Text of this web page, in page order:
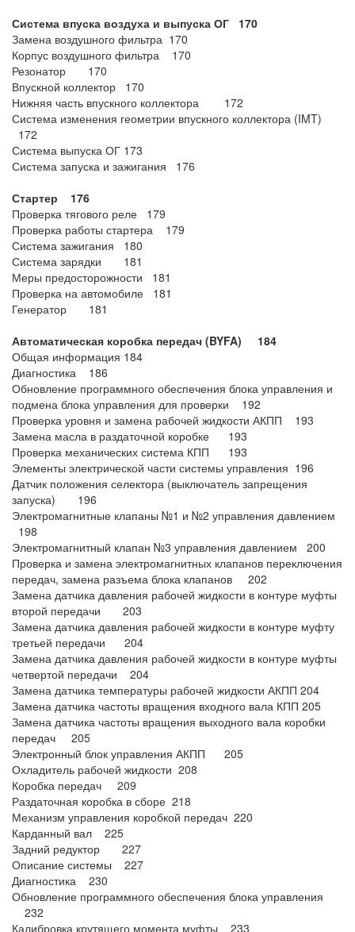
Система впуска воздуха и выпуска ОГ 170
Замена воздушного фильтра 170
Корпус воздушного фильтра 170
Резонатор 170
Впускной коллектор 170
Нижняя часть впускного коллектора 172
Система изменения геометрии впускного коллектора (IMT)
172
Система выпуска ОГ 173
Система запуска и зажигания 176
Стартер 176
Проверка тягового реле 179
Проверка работы стартера 179
Система зажигания 180
Система зарядки 181
Меры предосторожности 181
Проверка на автомобиле 181
Генератор 181
Автоматическая коробка передач (BYFA) 184
Общая информация 184
Диагностика 186
Обновление программного обеспечения блока управления и
подмена блока управления для проверки 192
Проверка уровня и замена рабочей жидкости АКПП 193
Замена масла в раздаточной коробке 193
Проверка механических система КПП 193
Элементы электрической части системы управления 196
Датчик положения селектора (выключатель запрещения
запуска) 196
Электромагнитные клапаны №1 и №2 управления давлением
198
Электромагнитный клапан №3 управления давлением 200
Проверка и замена электромагнитных клапанов переключения
передач, замена разъема блока клапанов 202
Замена датчика давления рабочей жидкости в контуре муфты
второй передачи 203
Замена датчика давления рабочей жидкости в контуре муфту
третьей передачи 204
Замена датчика давления рабочей жидкости в контуре муфты
четвертой передачи 204
Замена датчика температуры рабочей жидкости АКПП 204
Замена датчика частоты вращения входного вала КПП 205
Замена датчика частоты вращения выходного вала коробки
передач 205
Электронный блок управления АКПП 205
Охладитель рабочей жидкости 208
Коробка передач 209
Раздаточная коробка в сборе 218
Механизм управления коробкой передач 220
Карданный вал 225
Задний редуктор 227
Описание системы 227
Диагностика 230
Обновление программного обеспечения блока управления
232
Калибровка крутящего момента муфты 233